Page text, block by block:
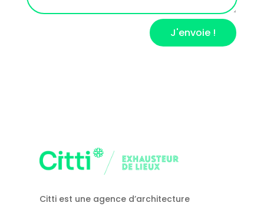
J'envoie !
Citti est une agence d’architecture